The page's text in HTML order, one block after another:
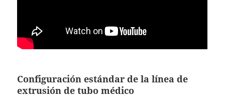
Configuración estándar de la línea de
extrusión de tubo médico